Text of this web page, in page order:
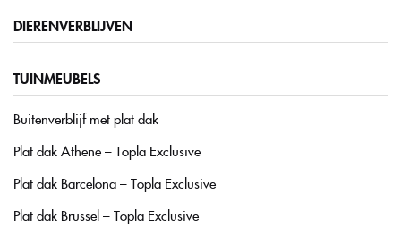
DIERENVERBLIJVEN
TUINMEUBELS
Buitenverblijf met plat dak
Plat dak Athene – Topla Exclusive
Plat dak Barcelona – Topla Exclusive
Plat dak Brussel – Topla Exclusive